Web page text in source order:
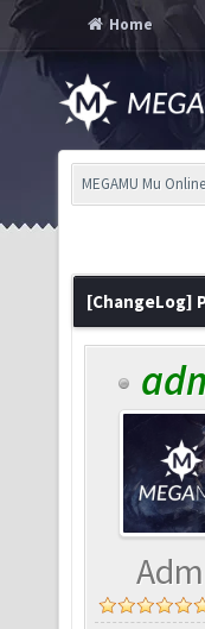
Home
MEGAMU Mu
[ChangeLog]